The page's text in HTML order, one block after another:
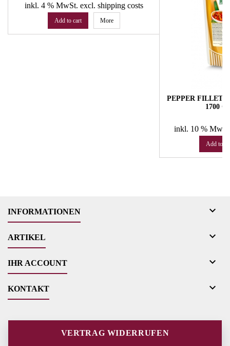
inkl. 4 % MwSt. excl. shipping costs
Add to cart More
PEPPER FILLETS
1700
inkl. 10 %
Add to
INFORMATIONEN 
ARTIKEL 
IHR ACCOUNT 
KONTAKT 
VERTRAG WIDERRUFEN